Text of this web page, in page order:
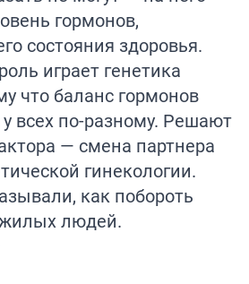
гормонов,
состояния здоровья.
играет генетика
что баланс гормонов
всех по-разному. Решают
— смена партнера
гинекологии.
, как побороть
людей.